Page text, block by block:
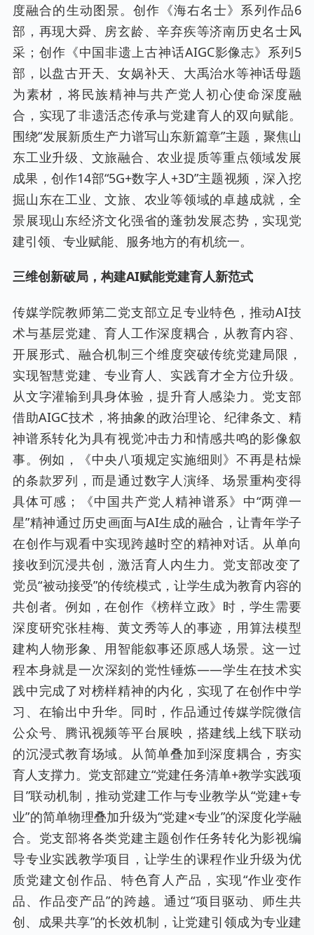
度融合的生动图景。创作《海右名士》系列作品6
部，再现大舜、房玄龄、辛弃疾等济南历史名士风
采；创作《中国非遗上古神话AIGC影像志》系列5
部，以盘古开天、女娲补天、大禹治水等神话母题
为素材，将民族精神与共产党人初心使命深度融
合，实现了非遗活态传承与党建育人的双向赋能。
围绕“发展新质生产力谱写山东新篇章”主题，聚焦山
东工业升级、文旅融合、农业提质等重点领域发展
成果，创作14部“5G+数字人+3D”主题视频，深入挖
掘山东在工业、文旅、农业等领域的卓越成就，全
景展现山东经济文化强省的蓬勃发展态势，实现党
建引领、专业赋能、服务地方的有机统一。
三维创新破局，构建AI赋能党建育人新范式
传媒学院教师第二党支部立足专业特色，推动AI技
术与基层党建、育人工作深度耦合，从教育内容、
开展形式、融合机制三个维度突破传统党建局限，
实现智慧党建、专业育人、实践育才全方位升级。
从文字灌输到具身体验，提升育人感染力。党支部
借助AIGC技术，将抽象的政治理论、纪律条文、精
神谱系转化为具有视觉冲击力和情感共鸣的影像叙
事。例如，《中央八项规定实施细则》不再是枯燥
的条款罗列，而是通过数字人演绎、场景重构变得
具体可感；《中国共产党人精神谱系》中“两弹一
星”精神通过历史画面与AI生成的融合，让青年学子
在创作与观看中实现跨越时空的精神对话。从单向
接收到沉浸共创，激活育人内生力。党支部改变了
党员“被动接受”的传统模式，让学生成为教育内容的
共创者。例如，在创作《榜样立政》时，学生需要
深度研究张桂梅、黄文秀等人的事迹，用算法模型
建构人物形象、用智能叙事还原感人场景。这一过
程本身就是一次深刻的党性锤炼——学生在技术实
践中完成了对榜样精神的内化，实现了在创作中学
习、在输出中升华。同时，作品通过传媒学院微信
公众号、腾讯视频等平台展映，搭建线上线下联动
的沉浸式教育场域。从简单叠加到深度耦合，夯实
育人支撑力。党支部建立“党建任务清单+教学实践项
目”联动机制，推动党建工作与专业教学从“党建+专
业”的简单物理叠加升级为“党建×专业”的深度化学融
合。党支部将各类党建主题创作任务转化为影视编
导专业实践教学项目，让学生的课程作业升级为优
质党建文创作品、特色育人产品，实现“作业变作
品、作品变产品”的跨越。通过“项目驱动、师生共
创、成果共享”的长效机制，让党建引领成为专业建